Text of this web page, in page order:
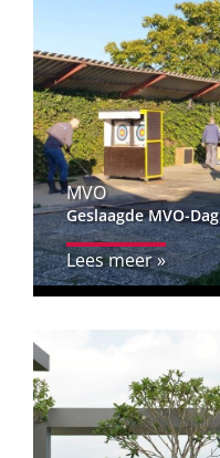
MVO
Geslaagde MVO-Dag
Lees meer »